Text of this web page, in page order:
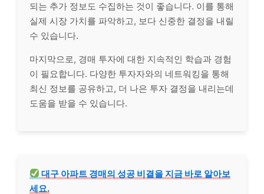
되는 추가 정보도 수집하는 것이 좋습니다. 이를 통해
실제 시장 가치를 파악하고, 보다 신중한 결정을 내릴
수 있습니다.
마지막으로, 경매 투자에 대한 지속적인 학습과 경험
이 필요합니다. 다양한 투자자와의 네트워킹을 통해
최신 정보를 공유하고, 더 나은 투자 결정을 내리는데
도움을 받을 수 있습니다.
대구 아파트 경매의 성공 비결을 지금 바로 알아보
세요.